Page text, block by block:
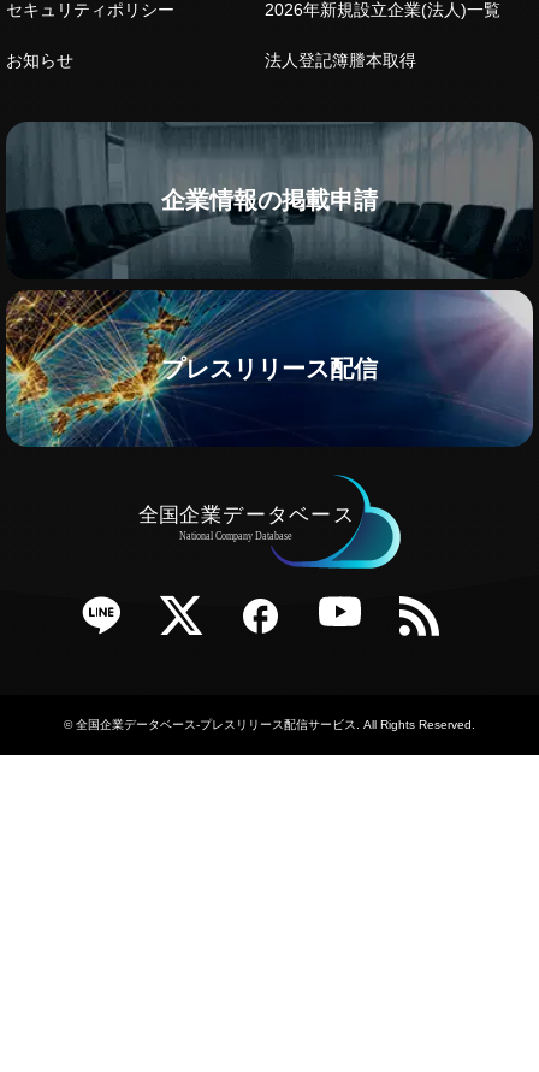
セキュリティポリシー
お知らせ
2026年新規設立企業(法人)一覧
法人登記簿謄本取得
企業情報の掲載申請
プレスリリース配信
Twitter Facebook YouTube RSS
©全国企業データベース-プレスリリース配信サービス. All Rights Reserved.